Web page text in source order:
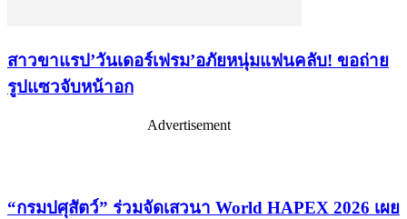
สาวขาแรป’วันเดอร์เฟรม’อภัยหนุ่มแฟนคลับ! ขอถ่าย
รูปแซวจับหน้าอก
Advertisement
“กรมปศุสัตว์” ร่วมจัดเสวนา World HAPEX 2026 เผย